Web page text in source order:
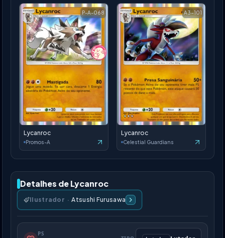
P-A-068
Lycanroc
Promos-A
A3-101
Lycanroc
Celestial Guardians
Detalhes de Lycanroc
Ilustrador · Atsushi Furusawa
PS